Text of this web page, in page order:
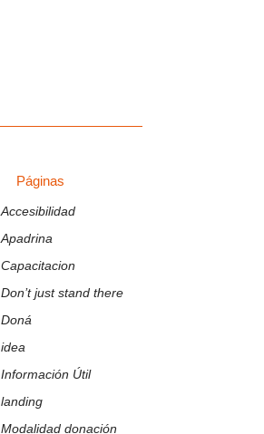
Páginas
Accesibilidad
Apadrina
Capacitacion
Don’t just stand there
Doná
idea
Información Útil
landing
Modalidad donación